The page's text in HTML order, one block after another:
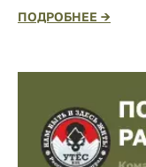
ПОДРОБНЕЕ →